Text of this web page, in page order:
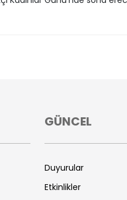
GÜNCEL
Duyurular
Etkinlikler